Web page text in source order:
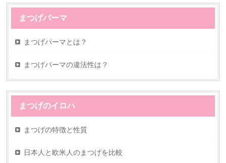
まつげパーマ
まつげパーマとは？
まつげパーマの違法性は？
まつげのイロハ
まつげの特徴と性質
日本人と欧米人のまつげを比較